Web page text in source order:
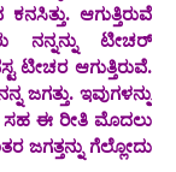
ಆಗುತ್ತಿರುವೆ
ನನ್ನನ್ನು ಟೀಚರ್
ಟೀಚರ ಆಗುತ್ತಿರುವೆ.
ಜಗತ್ತು. ಇವುಗಳನ್ನು
ಸಹ ಈ ರೀತಿ ಮೊದಲು
ಜಗತ್ತನ್ನು ಗೆಲ್ಲೋದು